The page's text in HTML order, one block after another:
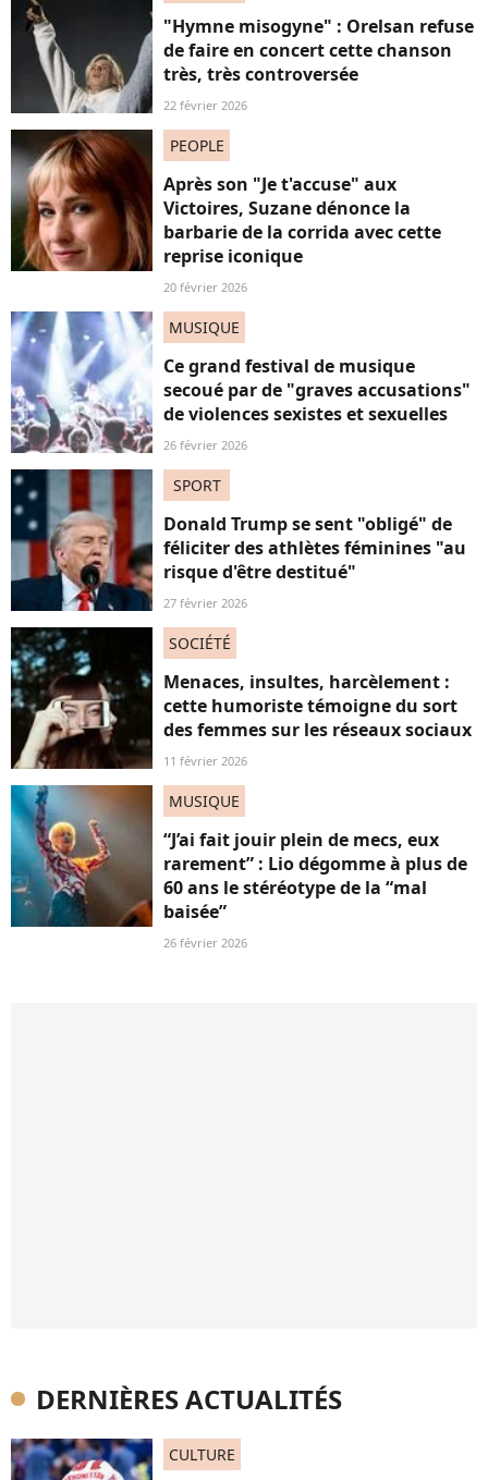
"Hymne misogyne" : Orelsan refuse
de faire en concert cette chanson
très, très controversée
22 février 2026
PEOPLE
Après son "Je t'accuse" aux
Victoires, Suzane dénonce la
barbarie de la corrida avec cette
reprise iconique
20 février 2026
MUSIQUE
Ce grand festival de musique
secoué par de "graves accusations"
de violences sexistes et sexuelles
26 février 2026
SPORT
Donald Trump se sent "obligé" de
féliciter des athlètes féminines "au
risque d'être destitué"
27 février 2026
SOCIÉTÉ
Menaces, insultes, harcèlement :
cette humoriste témoigne du sort
des femmes sur les réseaux sociaux
11 février 2026
MUSIQUE
“J’ai fait jouir plein de mecs, eux
rarement” : Lio dégomme à plus de
60 ans le stéréotype de la “mal
baisée”
26 février 2026
DERNIÈRES ACTUALITÉS
CULTURE